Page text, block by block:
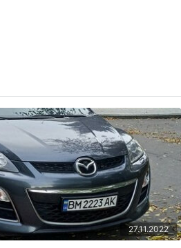
27.11.2022